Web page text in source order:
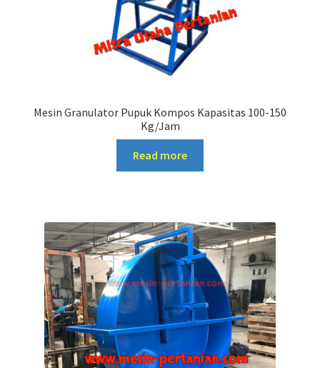
Mesin Granulator Pupuk Kompos Kapasitas 100-150
Kg/Jam
Read more